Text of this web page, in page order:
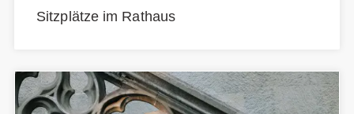
Sitzplätze im Rathaus